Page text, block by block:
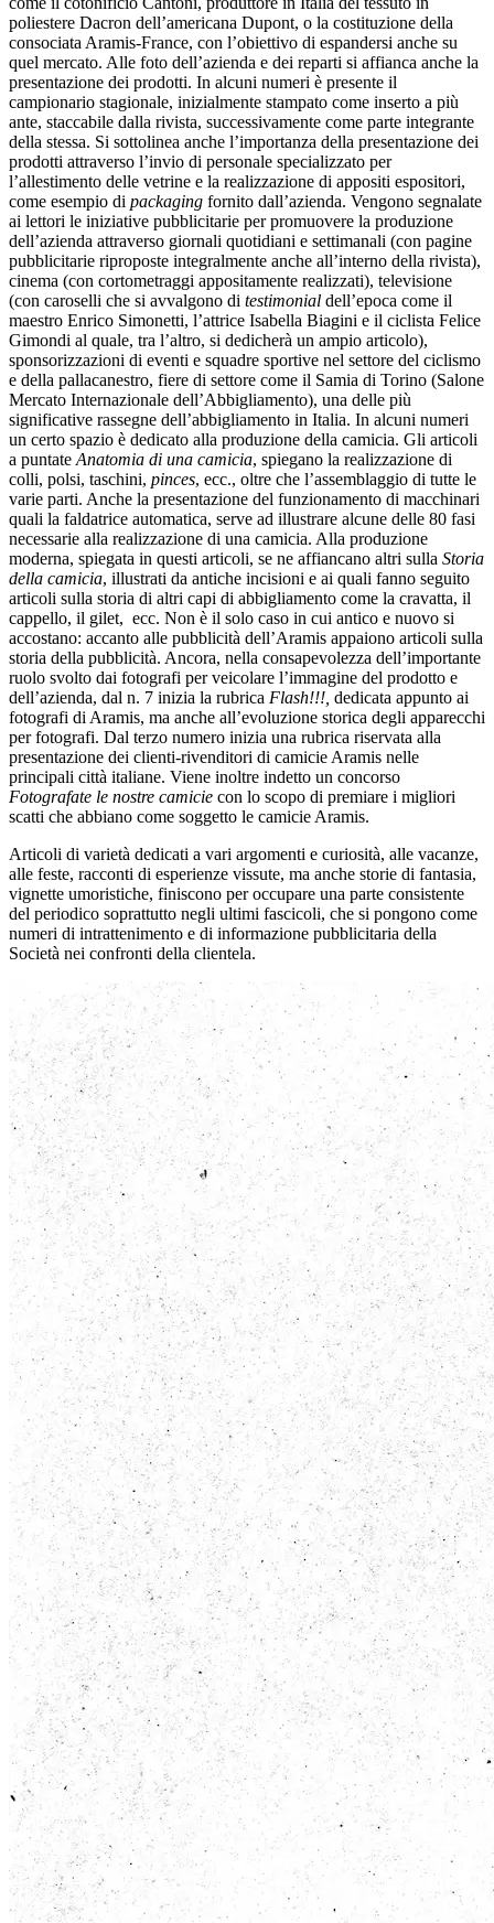
poliestere Dacron dell’americana Dupont, o la costituzione della
consociata Aramis-France, con l’obiettivo di espandersi anche su
quel mercato. Alle foto dell’azienda e dei reparti si affianca anche la
presentazione dei prodotti. In alcuni numeri è presente il
campionario stagionale, inizialmente stampato come inserto a più
ante, staccabile dalla rivista, successivamente come parte integrante
della stessa. Si sottolinea anche l’importanza della presentazione dei
prodotti attraverso l’invio di personale specializzato per
l’allestimento delle vetrine e la realizzazione di appositi espositori,
come esempio di packaging fornito dall’azienda. Vengono segnalate
ai lettori le iniziative pubblicitarie per promuovere la produzione
dell’azienda attraverso giornali quotidiani e settimanali (con pagine
pubblicitarie riproposte integralmente anche all’interno della rivista),
cinema (con cortometraggi appositamente realizzati), televisione
(con caroselli che si avvalgono di testimonial dell’epoca come il
maestro Enrico Simonetti, l’attrice Isabella Biagini e il ciclista Felice
Gimondi al quale, tra l’altro, si dedicherà un ampio articolo),
sponsorizzazioni di eventi e squadre sportive nel settore del ciclismo
e della pallacanestro, fiere di settore come il Samia di Torino (Salone
Mercato Internazionale dell’Abbigliamento), una delle più
significative rassegne dell’abbigliamento in Italia. In alcuni numeri
un certo spazio è dedicato alla produzione della camicia. Gli articoli
a puntate Anatomia di una camicia, spiegano la realizzazione di
colli, polsi, taschini, pinces, ecc., oltre che l’assemblaggio di tutte le
varie parti. Anche la presentazione del funzionamento di macchinari
quali la faldatrice automatica, serve ad illustrare alcune delle 80 fasi
necessarie alla realizzazione di una camicia. Alla produzione
moderna, spiegata in questi articoli, se ne affiancano altri sulla Storia
della camicia, illustrati da antiche incisioni e ai quali fanno seguito
articoli sulla storia di altri capi di abbigliamento come la cravatta, il
cappello, il gilet, ecc. Non è il solo caso in cui antico e nuovo si
accostano: accanto alle pubblicità dell’Aramis appaiono articoli sulla
storia della pubblicità. Ancora, nella consapevolezza dell’importante
ruolo svolto dai fotografi per veicolare l’immagine del prodotto e
dell’azienda, dal n. 7 inizia la rubrica Flash!!!, dedicata appunto ai
fotografi di Aramis, ma anche all’evoluzione storica degli apparecchi
per fotografi. Dal terzo numero inizia una rubrica riservata alla
presentazione dei clienti-rivenditori di camicie Aramis nelle
principali città italiane. Viene inoltre indetto un concorso
Fotografate le nostre camicie con lo scopo di premiare i migliori
scatti che abbiano come soggetto le camicie Aramis.
Articoli di varietà dedicati a vari argomenti e curiosità, alle vacanze,
alle feste, racconti di esperienze vissute, ma anche storie di fantasia,
vignette umoristiche, finiscono per occupare una parte consistente
del periodico soprattutto negli ultimi fascicoli, che si pongono come
numeri di intrattenimento e di informazione pubblicitaria della
Società nei confronti della clientela.